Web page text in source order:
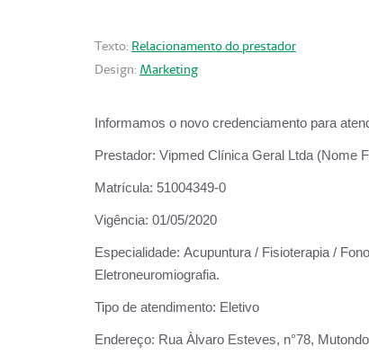
Texto: Relacionamento do prestador
Design: Marketing
Informamos o novo credenciamento para
Prestador: Vipmed Clínica Geral Ltda (Nome
Matrícula: 51004349-0
Vigência: 01/05/2020
Especialidade: Acupuntura / Fisioterapia /
Eletroneuromiografia.
Tipo de atendimento: Eletivo
Endereço: Rua Àlvaro Esteves, n°78,